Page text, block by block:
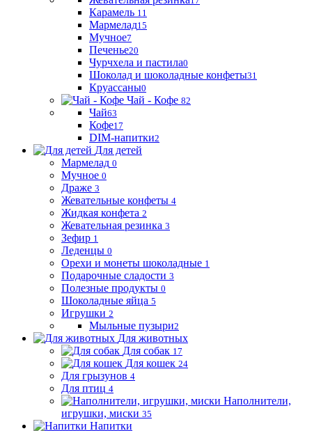
Карамель 11
Мармелад15
Мучное7
Печенье20
Чурчхела и пастила0
Шоколад и шоколадные конфеты31
Круассаны0
Чай - Кофе 82
Чай63
Кофе17
DIM-напитки2
Для детей
Мармелад 0
Мучное 0
Драже 3
Жевательные конфеты 4
Жидкая конфета 2
Жевательная резинка 3
Зефир 1
Леденцы 0
Орехи и монеты шоколадные 1
Подарочные сладости 3
Полезные продукты 0
Шоколадные яйца 5
Игрушки 2
Мыльные пузыри2
Для животных
Для собак 17
Для кошек 24
Для грызунов 4
Для птиц 4
Наполнители,
игрушки, миски 35
Напитки